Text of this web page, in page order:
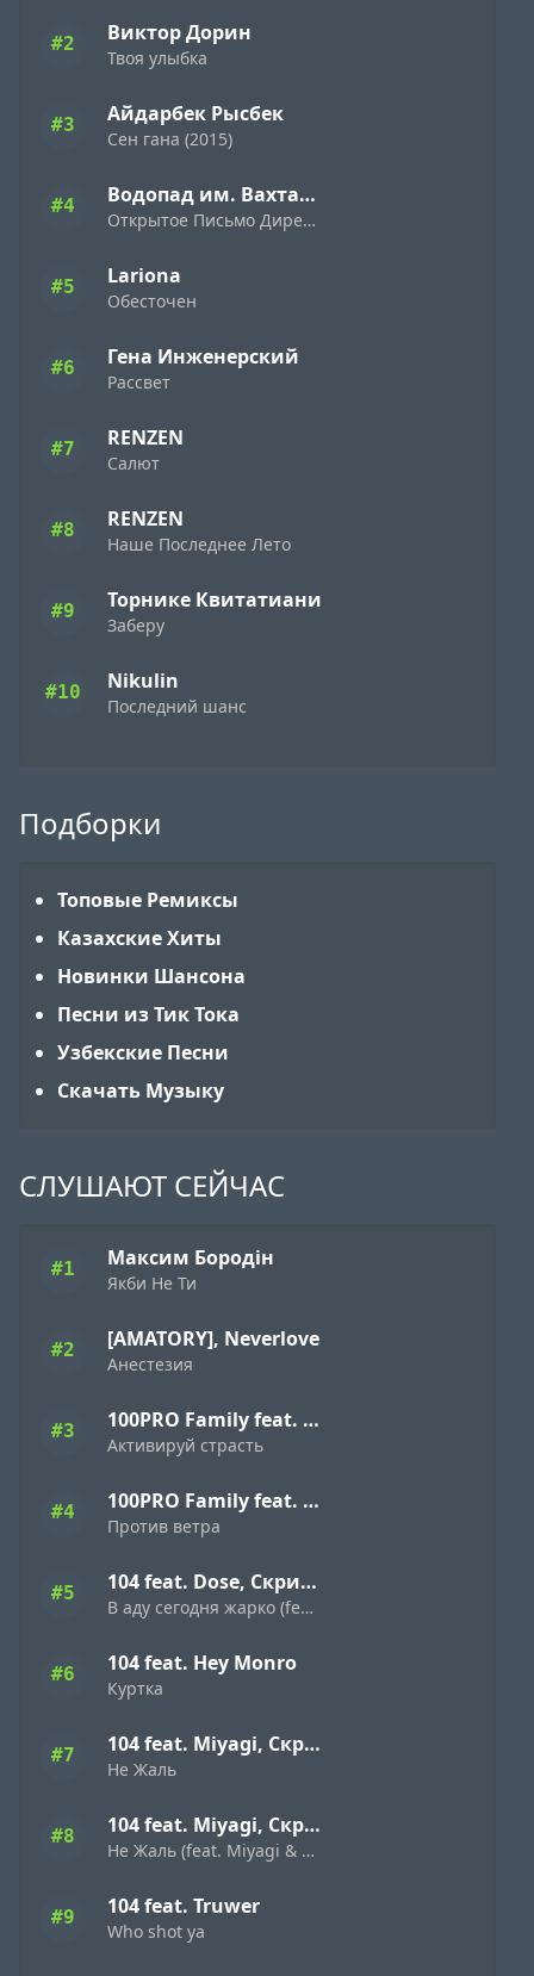
#2 Виктор Дорин
Твоя улыбка
#3 Айдарбек Рысбек
Сен гана (2015)
#4 Водопад им. Вахтанга Кикабидзе
Открытое Письмо Директору Фирмы «Ямаха» ( 1989 )
#5 Lariona
Обесточен
#6 Гена Инженерский
Рассвет
#7 RENZEN
Салют
#8 RENZEN
Наше Последнее Лето
#9 Торнике Квитатиани
Заберу
#10 Nikulin
Последний шанс
Подборки
Топовые Ремиксы
Казахские Хиты
Новинки Шансона
Песни из Тик Тока
Узбекские Песни
Скачать Музыку
СЛУШАЮТ СЕЙЧАС
#1 Максим Бородін
Якби Не Ти
#2 [AMATORY], Neverlove
Анестезия
#3 100PRO Family feat. Dave Bra, Indigo, Режик, Кима, Slavon, Denny Presston, Буян, ШЕFF, Simagon, MonoSoul
Активируй страсть
#4 100PRO Family feat. Dave Bra, Кипер, Popovi4, Буян, Indigo, Simagon, ШЕFF, MonoSoul
Против ветра
#5 104 feat. Dose, Скриптонит
В аду сегодня жарко (feat. Dose & Скриптонит)
#6 104 feat. Hey Monro
Куртка
#7 104 feat. Miyagi, Скриптонит
Не Жаль
#8 104 feat. Miyagi, Скриптонит
Не Жаль (feat. Miyagi & Скриптонит)
#9 104 feat. Truwer
Who shot ya